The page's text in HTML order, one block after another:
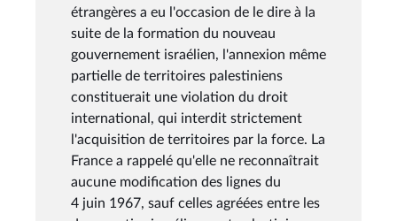
étrangères a eu l'occasion de le dire à la
suite de la formation du nouveau
gouvernement israélien, l'annexion même
partielle de territoires palestiniens
constituerait une violation du droit
international, qui interdit strictement
l'acquisition de territoires par la force. La
France a rappelé qu'elle ne reconnaîtrait
aucune modification des lignes du
4 juin 1967, sauf celles agréées entre les